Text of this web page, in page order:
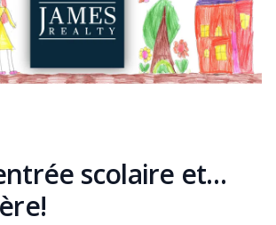
scolaire et…